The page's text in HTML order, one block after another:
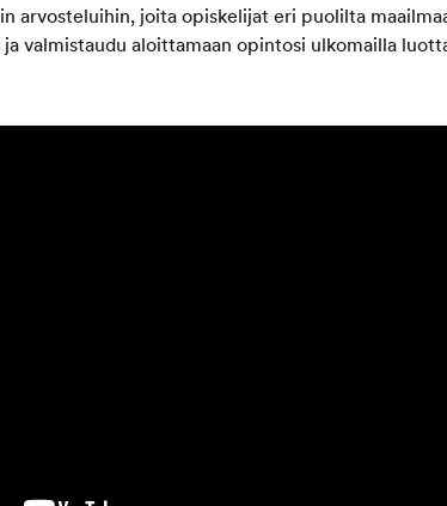
arvosteluihin, joita opiskelijat eri puolilta
valmistaudu aloittamaan opintosi ulkomailla